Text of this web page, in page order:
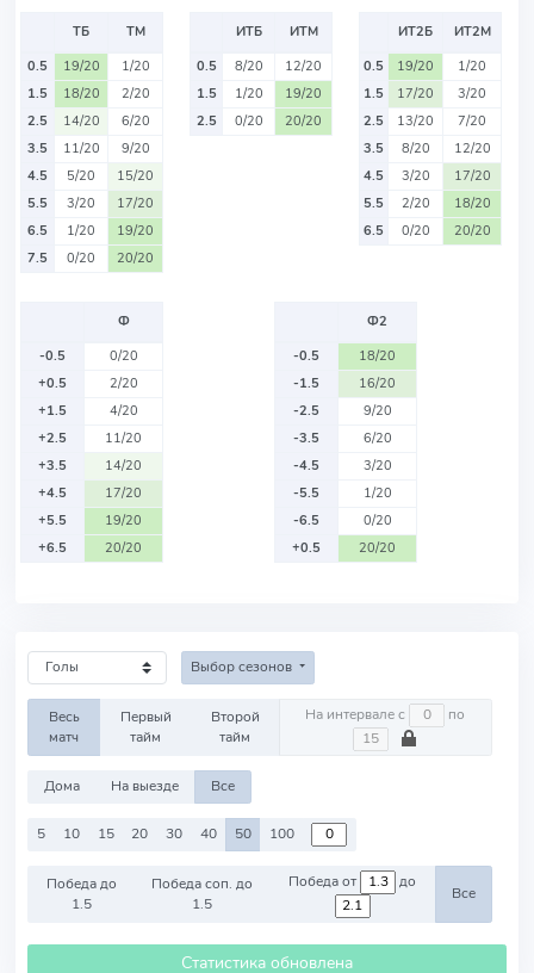
ТБ
ТМ
0.5
19/20
1/20
1.5
18/20
2/20
2.5
14/20
6/20
3.5
11/20
9/20
4.5
5/20
15/20
5.5
3/20
17/20
6.5
1/20
19/20
7.5
0/20 20/20
ИТБ
ИТМ
0.5
8/20
12/20
1.5
1/20
19/20
2.5
0/20 20/20
ИТ2Б
ИТ2М
0.5
19/20
1/20
1.5
17/20
3/20
2.5
13/20
7/20
3.5
8/20
12/20
4.5
3/20
17/20
5.5
2/20
18/20
6.5
0/20 20/20
Ф
-0.5
0/20
+0.5
2/20
+1.5
4/20
+2.5
11/20
+3.5
14/20
+4.5
17/20
+5.5
19/20
+6.5
20/20
Ф2
-0.5
18/20
-1.5
16/20
-2.5
9/20
-3.5
6/20
-4.5
3/20
-5.5
1/20
-6.5
0/20
+0.5
20/20
Выбор сезонов
Весь
матч
Первый
тайм
Второй
тайм
На интервале с по
Дома На выезде Все
5 10 15 20 30 40 50 100
Победа до
1.5
Победа соп. до
1.5
Победа от до
Все
Статистика обновлена